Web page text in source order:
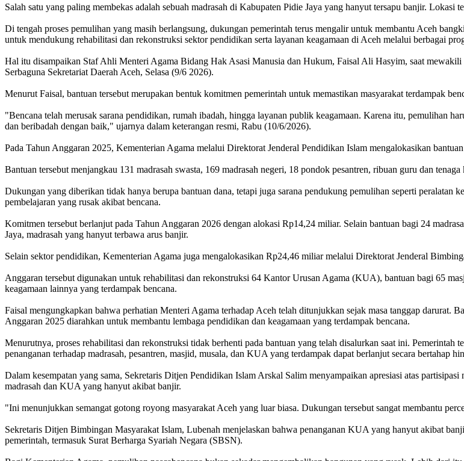
Salah satu yang paling membekas adalah sebuah madrasah di Kabupaten Pidie Jaya yang hanyut tersapu banjir. Lokasi
Di tengah proses pemulihan yang masih berlangsung, dukungan pemerintah terus mengalir untuk membantu Aceh
untuk mendukung rehabilitasi dan rekonstruksi sektor pendidikan serta layanan keagamaan di Aceh melalui berbagai
Hal itu disampaikan Staf Ahli Menteri Agama Bidang Hak Asasi Manusia dan Hukum, Faisal Ali Hasyim, saat
Serbaguna Sekretariat Daerah Aceh, Selasa (9/6 2026).
Menurut Faisal, bantuan tersebut merupakan bentuk komitmen pemerintah untuk memastikan masyarakat terdampak
"Bencana telah merusak sarana pendidikan, rumah ibadah, hingga layanan publik keagamaan. Karena itu, pemulihan
dan beribadah dengan baik," ujarnya dalam keterangan resmi, Rabu (10/6/2026).
Pada Tahun Anggaran 2025, Kementerian Agama melalui Direktorat Jenderal Pendidikan Islam mengalokasikan
Bantuan tersebut menjangkau 131 madrasah swasta, 169 madrasah negeri, 18 pondok pesantren, ribuan guru dan
Dukungan yang diberikan tidak hanya berupa bantuan dana, tetapi juga sarana pendukung pemulihan seperti peralatan
pembelajaran yang rusak akibat bencana.
Komitmen tersebut berlanjut pada Tahun Anggaran 2026 dengan alokasi Rp14,24 miliar. Selain bantuan bagi 24
Jaya, madrasah yang hanyut terbawa arus banjir.
Selain sektor pendidikan, Kementerian Agama juga mengalokasikan Rp24,46 miliar melalui Direktorat Jenderal
Anggaran tersebut digunakan untuk rehabilitasi dan rekonstruksi 64 Kantor Urusan Agama (KUA), bantuan bagi 65
keagamaan lainnya yang terdampak bencana.
Faisal mengungkapkan bahwa perhatian Menteri Agama terhadap Aceh telah ditunjukkan sejak masa tanggap darurat.
Anggaran 2025 diarahkan untuk membantu lembaga pendidikan dan keagamaan yang terdampak bencana.
Menurutnya, proses rehabilitasi dan rekonstruksi tidak berhenti pada bantuan yang telah disalurkan saat ini. Pemerintah
penanganan terhadap madrasah, pesantren, masjid, musala, dan KUA yang terdampak dapat berlanjut secara bertahap
Dalam kesempatan yang sama, Sekretaris Ditjen Pendidikan Islam Arskal Salim menyampaikan apresiasi atas
madrasah dan KUA yang hanyut akibat banjir.
"Ini menunjukkan semangat gotong royong masyarakat Aceh yang luar biasa. Dukungan tersebut sangat membantu
Sekretaris Ditjen Bimbingan Masyarakat Islam, Lubenah menjelaskan bahwa penanganan KUA yang hanyut akibat
pemerintah, termasuk Surat Berharga Syariah Negara (SBSN).